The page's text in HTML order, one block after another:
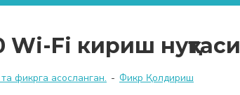
Wi-Fi кириш нуқтаси
фикрга асосланган. - Фикр Қолдириш